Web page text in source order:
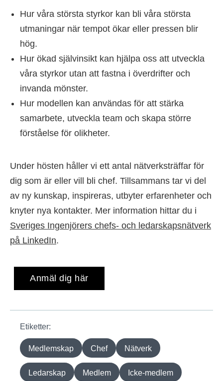
Hur våra största styrkor kan bli våra största
utmaningar när tempot ökar eller pressen blir
hög.
Hur ökad självinsikt kan hjälpa oss att utveckla
våra styrkor utan att fastna i överdrifter och
invanda mönster.
Hur modellen kan användas för att stärka
samarbete, utveckla team och skapa större
förståelse för olikheter.
Under hösten håller vi ett antal nätverksträffar för
dig som är eller vill bli chef. Tillsammans tar vi del
av ny kunskap, inspireras, utbyter erfarenheter och
knyter nya kontakter. Mer information hittar du i
Sveriges Ingenjörers chefs- och ledarskapsnätverk
på LinkedIn.
Anmäl dig här
Etiketter:
Medlemskap Chef Nätverk
Ledarskap Medlem Icke-medlem